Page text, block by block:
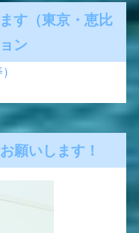
す（東京・恵比
ン
願いします！